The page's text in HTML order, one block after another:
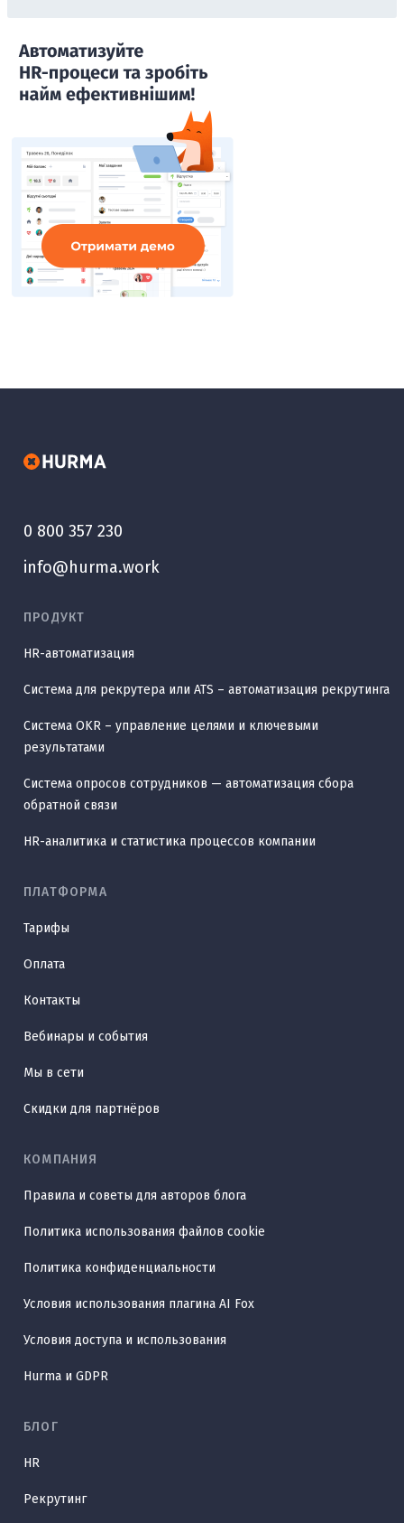
0 800 357 230
info@hurma.work
ПРОДУКТ
HR-автоматизация
Система для рекрутера или ATS – автоматизация рекрутинга
Система OKR – управление целями и ключевыми
результатами
Система опросов сотрудников — автоматизация сбора
обратной связи
HR-аналитика и статистика процессов компании
ПЛАТФОРМА
Тарифы
Оплата
Контакты
Вебинары и события
Мы в сети
Скидки для партнёров
КОМПАНИЯ
Правила и советы для авторов блога
Политика использования файлов cookie
Политика конфиденциальности
Условия использования плагина AI Fox
Условия доступа и использования
Hurma и GDPR
БЛОГ
HR
Рекрутинг